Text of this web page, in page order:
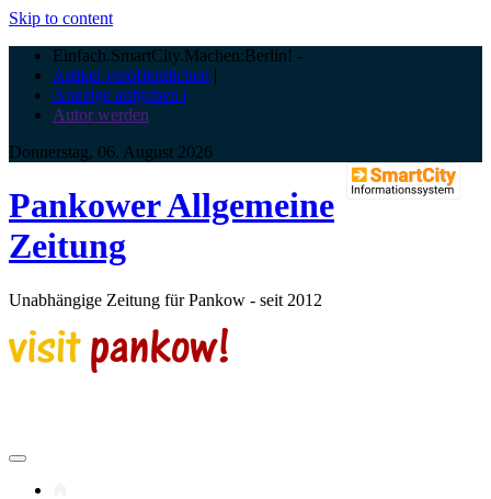
Skip to content
Einfach.SmartCity.Machen:Berlin! -
Artikel veröffentlichen |
Anzeige aufgeben |
Autor werden
Donnerstag, 06. August 2026
Pankower Allgemeine
Zeitung
Unabhängige Zeitung für Pankow - seit 2012